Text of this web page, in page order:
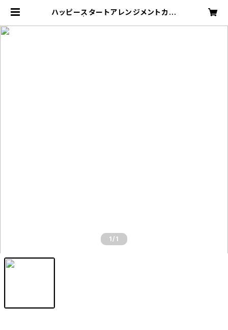
ハッピースタートアレンジメントカラ
1 /1